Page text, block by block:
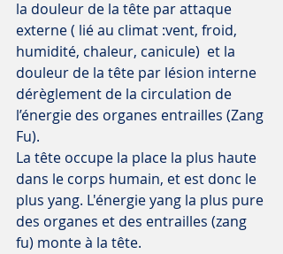
la douleur de la tête par attaque
externe ( lié au climat :vent, froid,
humidité, chaleur, canicule)  et la
douleur de la tête par lésion interne
dérèglement de la circulation de
l’énergie des organes entrailles (Zang
Fu).
La tête occupe la place la plus haute
dans le corps humain, et est donc le
plus yang. L'énergie yang la plus pure
des organes et des entrailles (zang
fu) monte à la tête.